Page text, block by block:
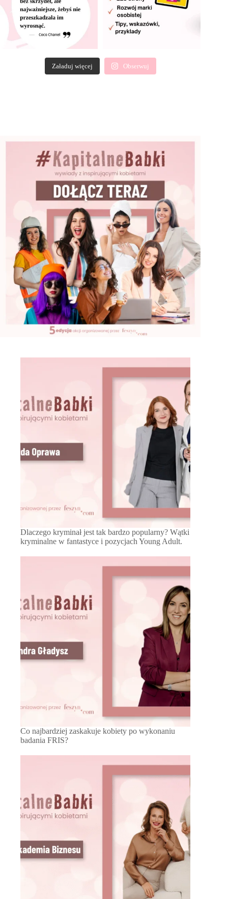
Załaduj więcej Obserwuj
Dlaczego kryminał jest tak bardzo popularny? Wątki
kryminalne w fantastyce i pozycjach Young Adult.
Co najbardziej zaskakuje kobiety po wykonaniu
badania FRIS?